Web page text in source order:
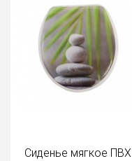
Сиденье мягкое ПВХ